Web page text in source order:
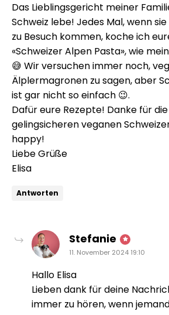
Das Lieblingsgericht meiner
Schweiz lebe! Jedes Mal, wenn
zu Besuch kommen, koche ich
«Schweizer Alpen Pasta», wie
😅 Wir versuchen immer noch,
Älplermagronen zu sagen, aber
ist gar nicht so einfach 😉.
Dafür eure Rezepte! Danke für
gelingsicheren veganen
happy!
Liebe Grüße
Elisa
Antworten
Stefanie sagt:
11. November 2024 19:10
Hallo Elisa
Lieben dank für deine
immer zu hören, wenn